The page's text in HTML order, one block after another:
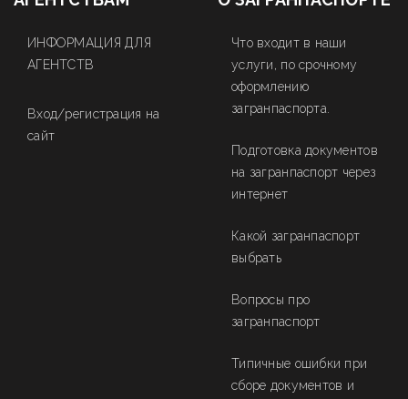
ИНФОРМАЦИЯ ДЛЯ
АГЕНТСТВ
Вход/регистрация на
сайт
Что входит в наши
услуги, по срочному
оформлению
загранпаспорта.
Подготовка документов
на загранпаспорт через
интернет
Какой загранпаспорт
выбрать
Вопросы про
загранпаспорт
Типичные ошибки при
сборе документов и